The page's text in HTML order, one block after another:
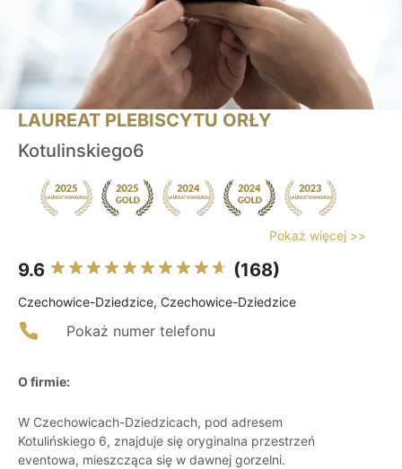
LAUREAT PLEBISCYTU ORŁY
Kotulinskiego6
Pokaż więcej >>
9.6 (168)
Czechowice-Dziedzice, Czechowice-Dziedzice
Pokaż numer telefonu
O firmie:
W Czechowicach-Dziedzicach, pod adresem
Kotulińskiego 6, znajduje się oryginalna przestrzeń
eventowa, mieszcząca się w dawnej gorzelni.